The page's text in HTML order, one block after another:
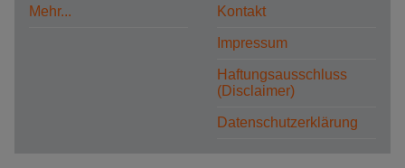
Mehr... Kontakt
Impressum
Haftungsausschluss
(Disclaimer)
Datenschutzerklärung